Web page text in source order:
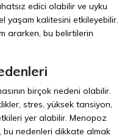
edici olabilir ve uyku
yaşam kalitesini etkileyebilir.
ararken, bu belirtilerin
birçok nedeni olabilir.
stres, yüksek tansiyon,
yer alabilir. Menopoz
bu nedenleri dikkate almak